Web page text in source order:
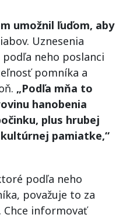
umožnil ľuďom, aby
Uznesenia
neho poslanci
pomníka a
„Podľa mňa to
hanobenia
plus hrubej
pamiatke,“
podľa neho
považuje to za
informovať